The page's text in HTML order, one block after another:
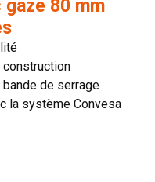
gaze 80 mm
construction
de serrage
la système Convesa